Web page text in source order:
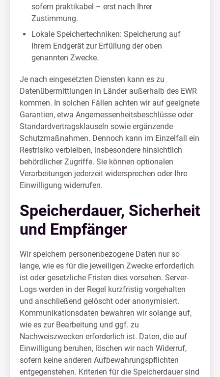
sofern praktikabel – erst nach Ihrer
Zustimmung.
Lokale Speichertechniken: Speicherung auf
Ihrem Endgerät zur Erfüllung der oben
genannten Zwecke.
Je nach eingesetzten Diensten kann es zu
Datenübermittlungen in Länder außerhalb des EWR
kommen. In solchen Fällen achten wir auf geeignete
Garantien, etwa Angemessenheitsbeschlüsse oder
Standardvertragsklauseln sowie ergänzende
Schutzmaßnahmen. Dennoch kann im Einzelfall ein
Restrisiko verbleiben, insbesondere hinsichtlich
behördlicher Zugriffe. Sie können optionalen
Verarbeitungen jederzeit widersprechen oder Ihre
Einwilligung widerrufen.
Speicherdauer, Sicherheit
und Empfänger
Wir speichern personenbezogene Daten nur so
lange, wie es für die jeweiligen Zwecke erforderlich
ist oder gesetzliche Fristen dies vorsehen. Server-
Logs werden in der Regel kurzfristig vorgehalten
und anschließend gelöscht oder anonymisiert.
Kommunikationsdaten bewahren wir solange auf,
wie es zur Bearbeitung und ggf. zu
Nachweiszwecken erforderlich ist. Daten, die auf
Einwilligung beruhen, löschen wir nach Widerruf,
sofern keine anderen Aufbewahrungspflichten
entgegenstehen. Kriterien für die Speicherdauer sind